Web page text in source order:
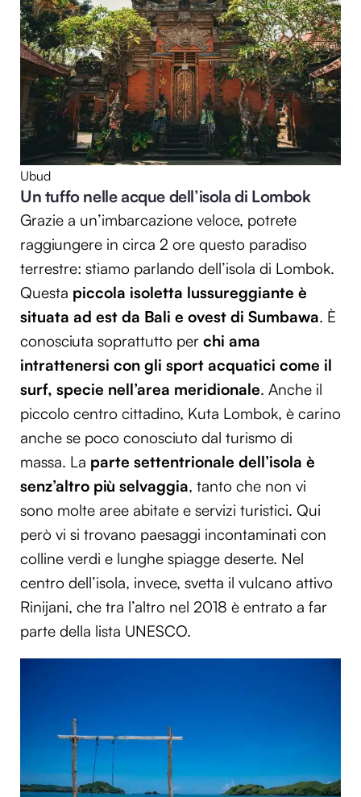
Ubud
Un tuffo nelle acque dell’isola di Lombok
Grazie a un’imbarcazione veloce, potrete
raggiungere in circa 2 ore questo paradiso
terrestre: stiamo parlando dell’isola di Lombok.
Questa piccola isoletta lussureggiante è
situata ad est da Bali e ovest di Sumbawa. È
conosciuta soprattutto per chi ama
intrattenersi con gli sport acquatici come il
surf, specie nell’area meridionale. Anche il
piccolo centro cittadino, Kuta Lombok, è carino
anche se poco conosciuto dal turismo di
massa. La parte settentrionale dell’isola è
senz’altro più selvaggia, tanto che non vi
sono molte aree abitate e servizi turistici. Qui
però vi si trovano paesaggi incontaminati con
colline verdi e lunghe spiagge deserte. Nel
centro dell’isola, invece, svetta il vulcano attivo
Rinijani, che tra l’altro nel 2018 è entrato a far
parte della lista UNESCO.